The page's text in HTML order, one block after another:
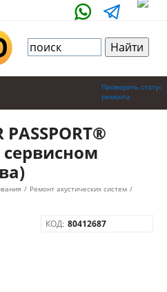
Проверить статус
ремонта
сервисном
/ Ремонт акустических систем /
КОД: 80412687